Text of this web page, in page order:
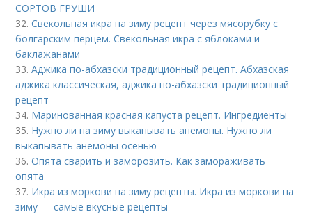
СОРТОВ ГРУШИ
32.Свекольная икра на зиму рецепт через мясорубку с
болгарским перцем. Свекольная икра с яблоками и
баклажанами
33.Аджика по-абхазски традиционный рецепт. Абхазская
аджика классическая, аджика по-абхазски традиционный
рецепт
34. Маринованная красная капуста рецепт. Ингредиенты
35. Нужно ли на зиму выкапывать анемоны. Нужно ли
выкапывать анемоны осенью
36.Опята сварить и заморозить. Как замораживать
опята
37. Икра из моркови на зиму рецепты. Икра из моркови на
зиму — самые вкусные рецепты